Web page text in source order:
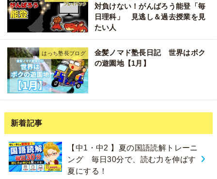
対負けない！がんばろう能登「毎
日理科」 見逃し＆過去授業を見
たい人
はっち塾長ブログ
金髪ノマド塾長日記 世界はボク
の遊園地【1月】
新着記事
【中1・中2 】夏の国語読解トレーニ
ング 毎日30分で、読む力を伸ばす
夏にする！